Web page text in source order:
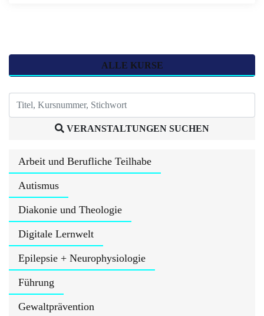
ALLE KURSE
VERANSTALTUNGEN SUCHEN
Arbeit und Berufliche Teilhabe
Autismus
Diakonie und Theologie
Digitale Lernwelt
Epilepsie + Neurophysiologie
Führung
Gewaltprävention